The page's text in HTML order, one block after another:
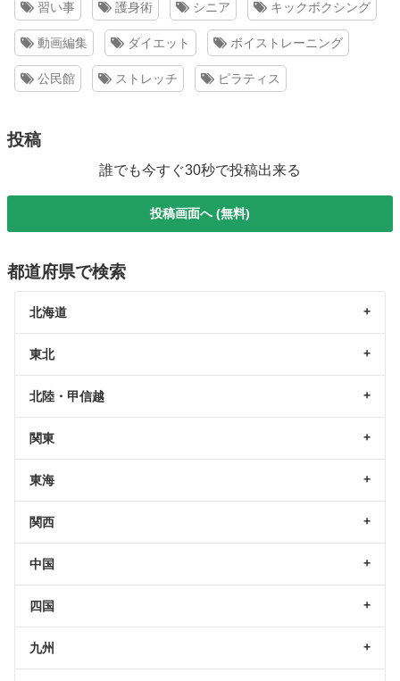
習い事 護身術 シニア キックボクシング
動画編集 ダイエット ボイストレーニング
公民館 ストレッチ ピラティス
投稿
誰でも今すぐ30秒で投稿出来る
投稿画面へ (無料)
都道府県で検索
北海道
東北
北陸・甲信越
関東
東海
関西
中国
四国
九州